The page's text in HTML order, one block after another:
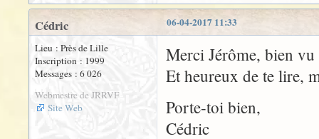
06-04-2017 11:33
Cédric
Lieu : Près de Lille
Inscription : 1999
Messages : 6 026
Webmestre de JRRVF
Site Web
Merci Jérôme, bien
Et heureux de te lire,
Porte-toi bien,
Cédric